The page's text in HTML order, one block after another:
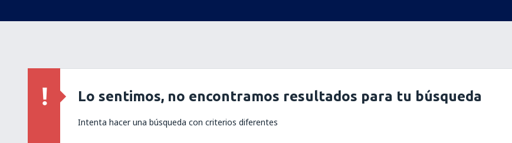
Lo sentimos, no encontramos resultados para tu búsqueda
Intenta hacer una búsqueda con criterios diferentes